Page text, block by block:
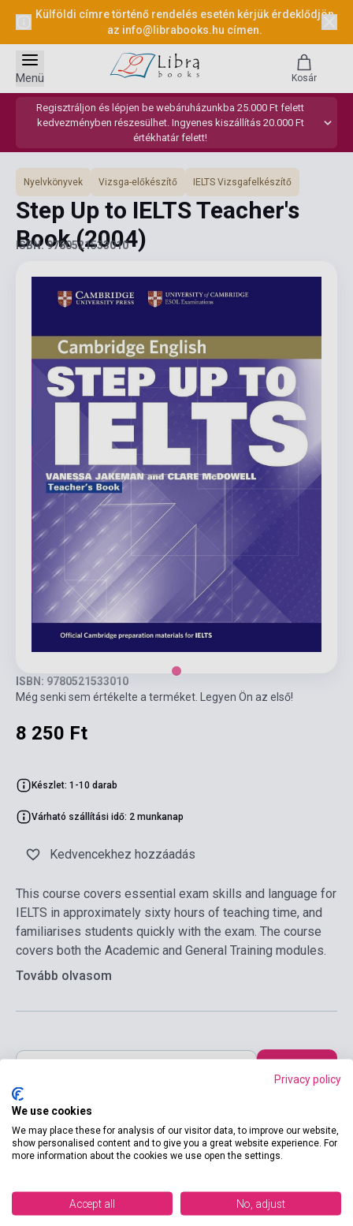
Külföldi címre történő rendelés esetén kérjük érdeklődjön
az info@librabooks.hu címen.
Regisztráljon és lépjen be webáruházunkba 25.000 Ft felett
kedvezményben részesülhet. Ingyenes kiszállítás 20.000 Ft
értékhatár felett!
Menü Kosár
Nyelvkönyvek Vizsga-előkészítő IELTS Vizsgafelkészítő
Step Up to IELTS Teacher's
Book(2004)
ISBN: 9780521533010
ISBN: 9780521533010
Még senki sem értékelte a terméket. Legyen Ön az első!
8 250 Ft
Készlet: 1-10 darab
Várható szállítási idő: 2 munkanap
Kedvencekhez hozzáadás
This course covers essential exam skills and language for
IELTS in approximately sixty hours of teaching time, and
familiarises students quickly with the exam. The course
covers both the Academic and General Training modules.
Tovább olvasom
Privacy policy
We use cookies
We may place these for analysis of our visitor data, to improve our website,
show personalised content and to give you a great website experience. For
more information about the cookies we use open the settings.
Accept all No, adjust